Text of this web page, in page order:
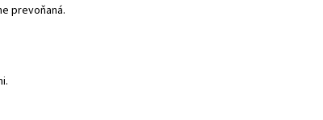
prevoňaná.